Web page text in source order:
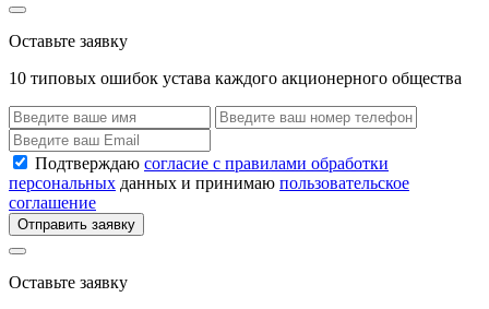
Оставьте заявку
10 типовых ошибок устава каждого акционерного общества
Подтверждаю согласие с правилами обработки
персональных данных и принимаю пользовательское
соглашение
Отправить заявку
Оставьте заявку